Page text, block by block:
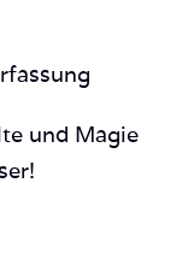
und Magie